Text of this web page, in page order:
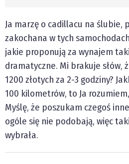
Ja marzę o cadillacu na ślubie,
zakochana w tych
jakie proponują za wynajem
dramatyczne. Mi brakuje słów,
1200 złotych za 2-3 godziny?
100 kilometrów, to Ja
Myślę, że poszukam czegoś
ogóle się nie podobają, więc
wybrała.